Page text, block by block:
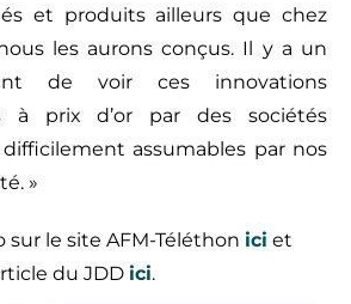
et produits ailleurs que chez
les aurons conçus. Il y a un
de voir ces innovations
à prix d’or par des sociétés
assumables par nos
»
sur le site AFM-Téléthon ici et
du JDD ici.